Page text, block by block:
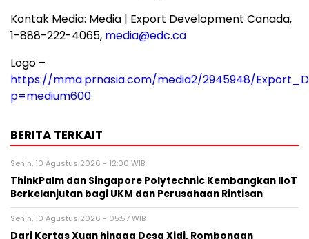
Kontak Media: Media | Export Development Canada,
1-888-222-4065, media@edc.ca
Logo –
https://mma.prnasia.com/media2/2945948/
p=medium600
BERITA TERKAIT
Senin, 10 Agustus 2026 - 12:00 WIB
ThinkPalm dan Singapore Polytechnic Kembangkan IIoT
Berkelanjutan bagi UKM dan Perusahaan Rintisan
Senin, 10 Agustus 2026 - 05:57 WIB
Dari Kertas Xuan hingga Desa Xidi, Rombongan